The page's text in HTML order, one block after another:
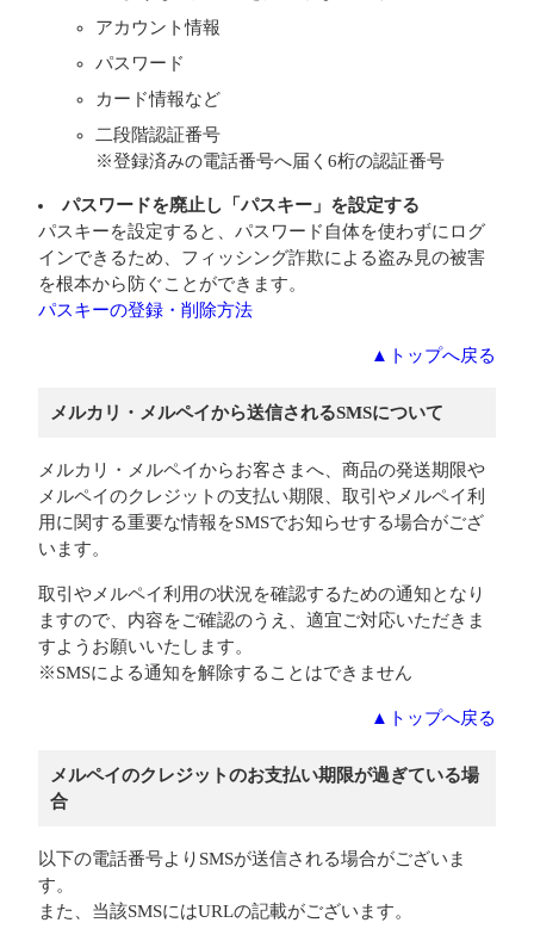
アカウント情報
パスワード
カード情報など
二段階認証番号
※登録済みの電話番号へ届く6桁の認証番号
パスワードを廃止し「パスキー」を設定する
パスキーを設定すると、パスワード自体を使わずにログ
インできるため、フィッシング詐欺による盗み見の被害
を根本から防ぐことができます。
パスキーの登録・削除方法
▲トップへ戻る
メルカリ・メルペイから送信されるSMSについて
メルカリ・メルペイからお客さまへ、商品の発送期限や
メルペイのクレジットの支払い期限、取引やメルペイ利
用に関する重要な情報をSMSでお知らせする場合がござ
います。
取引やメルペイ利用の状況を確認するための通知となり
ますので、内容をご確認のうえ、適宜ご対応いただきま
すようお願いいたします。
※SMSによる通知を解除することはできません
▲トップへ戻る
メルペイのクレジットのお支払い期限が過ぎている場
合
以下の電話番号よりSMSが送信される場合がございま
す。
また、当該SMSにはURLの記載がございます。